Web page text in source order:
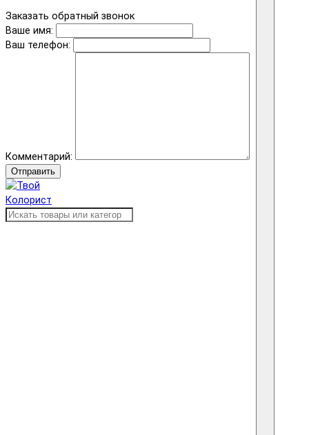
Заказать обратный звонок
Ваше имя:
Ваш телефон:
Комментарий:
Отправить